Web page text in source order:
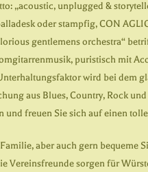
„acoustic, unplugged &
oder stampfig, CON
gentlemens orchestra“
puristisch mit
wird bei dem
aus Blues, Country, Rock
und freuen Sie sich auf einen
aber auch gern bequeme
Vereinsfreunde sorgen für